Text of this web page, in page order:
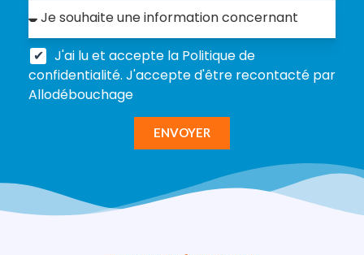
J'ai lu et accepte la Politique de
confidentialité. J'accepte d'être recontacté par
Allodébouchage
ENVOYER